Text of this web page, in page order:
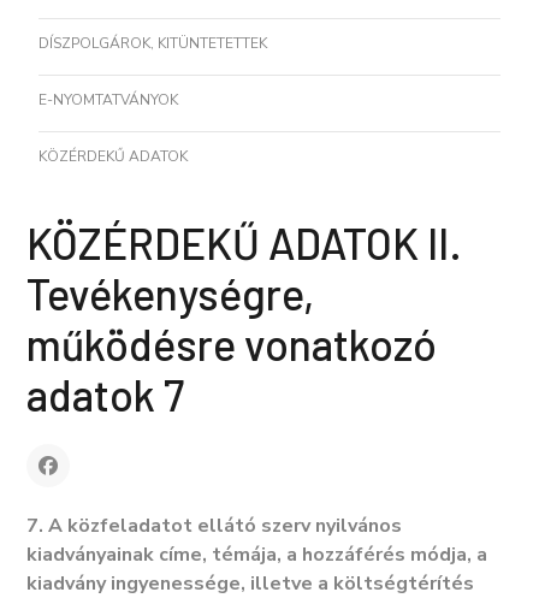
DÍSZPOLGÁROK, KITÜNTETETTEK
E-NYOMTATVÁNYOK
KÖZÉRDEKŰ ADATOK
KÖZÉRDEKŰ ADATOK II.
Tevékenységre,
működésre vonatkozó
adatok 7
7. A közfeladatot ellátó szerv nyilvános
kiadványainak címe, témája, a hozzáférés módja, a
kiadvány ingyenessége, illetve a költségtérítés